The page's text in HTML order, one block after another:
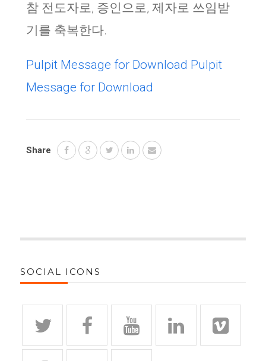
참 전도자로, 증인으로, 제자로 쓰임받
기를 축복한다.
Pulpit Message for Download Pulpit
Message for Download
Share
SOCIAL ICONS